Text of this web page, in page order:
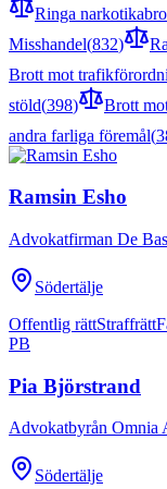
Ringa
Misshandel(832)
Brott mot
stöld(398)
Brott
andra farliga föremål(
Ramsin Esho
Advokatfirman De
Södertälje
Offentlig rättStraffrätt
PB
Pia Björstrand
Advokatbyrån Omnia
Södertälje